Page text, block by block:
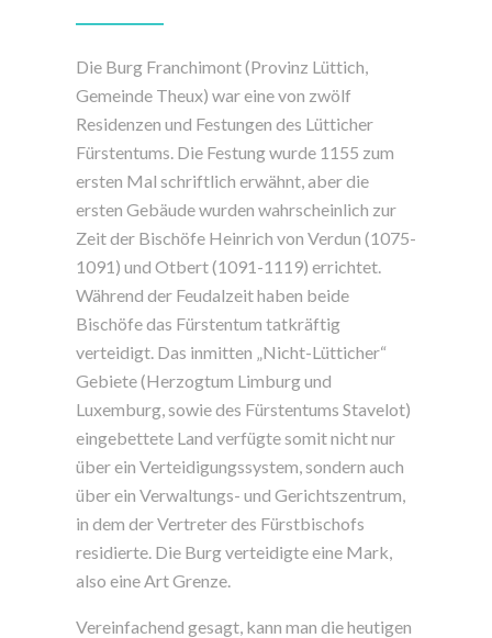
Die Burg Franchimont (Provinz Lüttich,
Gemeinde Theux) war eine von zwölf
Residenzen und Festungen des Lütticher
Fürstentums. Die Festung wurde 1155 zum
ersten Mal schriftlich erwähnt, aber die
ersten Gebäude wurden wahrscheinlich zur
Zeit der Bischöfe Heinrich von Verdun (1075-
1091) und Otbert (1091-1119) errichtet.
Während der Feudalzeit haben beide
Bischöfe das Fürstentum tatkräftig
verteidigt. Das inmitten „Nicht-Lütticher“
Gebiete (Herzogtum Limburg und
Luxemburg, sowie des Fürstentums Stavelot)
eingebettete Land verfügte somit nicht nur
über ein Verteidigungssystem, sondern auch
über ein Verwaltungs- und Gerichtszentrum,
in dem der Vertreter des Fürstbischofs
residierte. Die Burg verteidigte eine Mark,
also eine Art Grenze.
Vereinfachend gesagt, kann man die heutigen